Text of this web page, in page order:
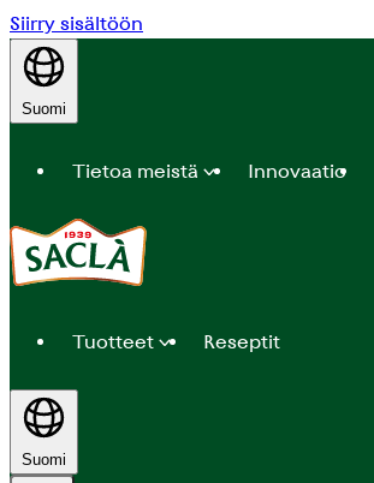
Siirry sisältöön
Suomi
Tietoa meistä Innovaatio
Tuotteet Reseptit
Suomi